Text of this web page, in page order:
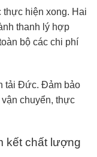
thực hiện xong. Hai
thanh lý hợp
bộ các chi phí
tải Đức. Đảm bảo
chuyển, thực
kết chất lượng